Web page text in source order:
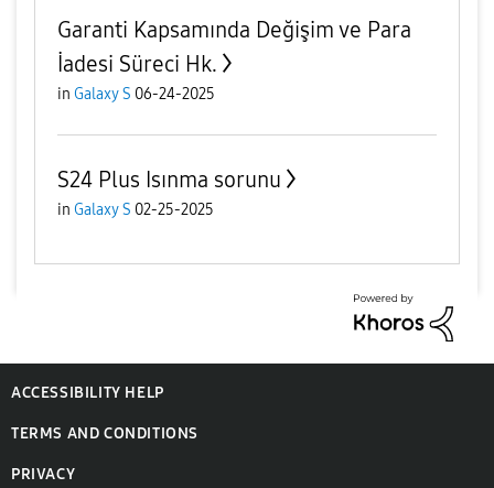
Garanti Kapsamında Değişim ve Para
İadesi Süreci Hk.
in Galaxy S 06-24-2025
S24 Plus Isınma sorunu
in Galaxy S 02-25-2025
ACCESSIBILITY HELP
TERMS AND CONDITIONS
PRIVACY